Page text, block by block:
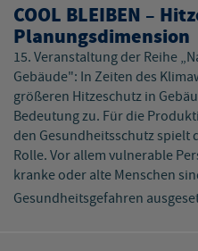
COOL BLEIBEN –
Planungsdimension
15. Veranstaltung der Reihe
Gebäude": In Zeiten des
größeren Hitzeschutz in
Bedeutung zu. Für die
den Gesundheitsschutz spielt
Rolle. Vor allem vulnerable
kranke oder alte Menschen
Gesundheitsgefahren